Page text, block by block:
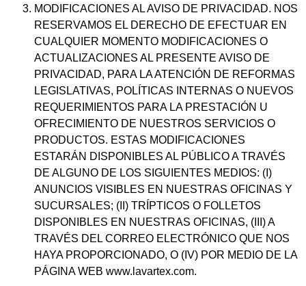
MODIFICACIONES AL AVISO DE PRIVACIDAD. NOS
RESERVAMOS EL DERECHO DE EFECTUAR EN
CUALQUIER MOMENTO MODIFICACIONES O
ACTUALIZACIONES AL PRESENTE AVISO DE
PRIVACIDAD, PARA LA ATENCIÓN DE REFORMAS
LEGISLATIVAS, POLÍTICAS INTERNAS O NUEVOS
REQUERIMIENTOS PARA LA PRESTACIÓN U
OFRECIMIENTO DE NUESTROS SERVICIOS O
PRODUCTOS. ESTAS MODIFICACIONES
ESTARÁN DISPONIBLES AL PÚBLICO A TRAVÉS
DE ALGUNO DE LOS SIGUIENTES MEDIOS: (I)
ANUNCIOS VISIBLES EN NUESTRAS OFICINAS Y
SUCURSALES; (II) TRÍPTICOS O FOLLETOS
DISPONIBLES EN NUESTRAS OFICINAS, (III) A
TRAVÉS DEL CORREO ELECTRÓNICO QUE NOS
HAYA PROPORCIONADO, O (IV) POR MEDIO DE LA
PÁGINA WEB www.lavartex.com.